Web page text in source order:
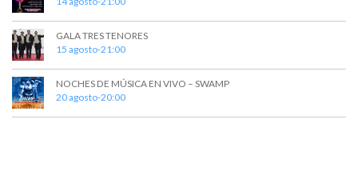
GALA TRES TENORES
15 agosto-21:00
NOCHES DE MÚSICA EN VIVO – SWAMP
20 agosto-20:00